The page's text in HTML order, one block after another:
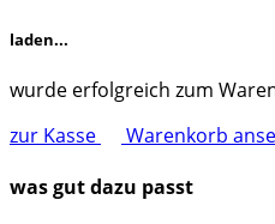
laden...
wurde erfolgreich zum
zur Kasse
Warenkorb
was gut dazu passt